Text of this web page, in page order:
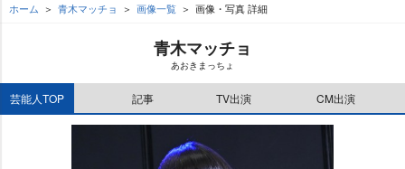
ホーム 青木マッチョ 画像一覧 画像・写真 詳細
青木マッチョ
あおきまっちょ
芸能人TOP 記事 TV出演 CM出演